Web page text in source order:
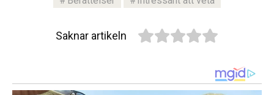
Saknar artikeln